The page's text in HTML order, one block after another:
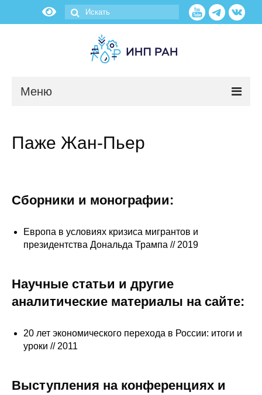
Меню
Научные подразделения
Администрация
Материалы для СМИ
Публикации
Паже Жан-Пьер
Сборники и монографии:
Европа в условиях кризиса мигрантов и
президентства Дональда Трампа // 2019
Научные статьи и другие
аналитические материалы на сайте:
20 лет экономического перехода в России: итоги и
уроки // 2011
Выступления на конференциях и